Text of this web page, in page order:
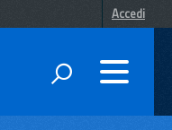
Accedi